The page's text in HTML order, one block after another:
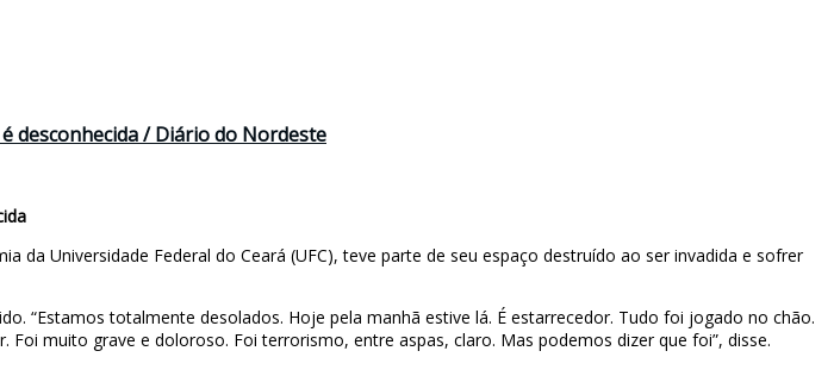
desconhecida / Diário do Nordeste
Universidade Federal do Ceará (UFC), teve parte de seu espaço destruído ao ser invadida e sofrer
“Estamos totalmente desolados. Hoje pela manhã estive lá. É estarrecedor. Tudo foi jogado no chão.
muito grave e doloroso. Foi terrorismo, entre aspas, claro. Mas podemos dizer que foi”, disse.